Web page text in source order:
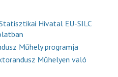
Hivatal EU-SILC
Műhely programja
Műhelyen való